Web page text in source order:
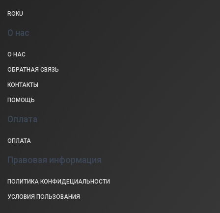
ROKU
О нас
О НАС
ОБРАТНАЯ СВЯЗЬ
КОНТАКТЫ
ПОМОЩЬ
Оплата
ОПЛАТА
Правовая информация
ПОЛИТИКА КОНФИДЕЦИАЛЬНОСТИ
УСЛОВИЯ ПОЛЬЗОВАНИЯ